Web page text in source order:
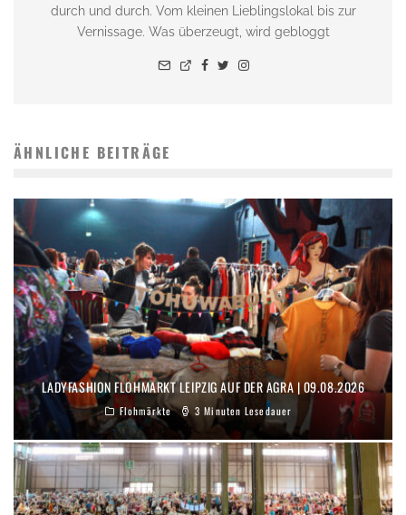
durch und durch. Vom kleinen Lieblingslokal bis zur
Vernissage. Was überzeugt, wird gebloggt
ÄHNLICHE BEITRÄGE
LADYFASHION FLOHMARKT LEIPZIG AUF DER AGRA | 09.08.2026
Flohmärkte 3 Minuten Lesedauer